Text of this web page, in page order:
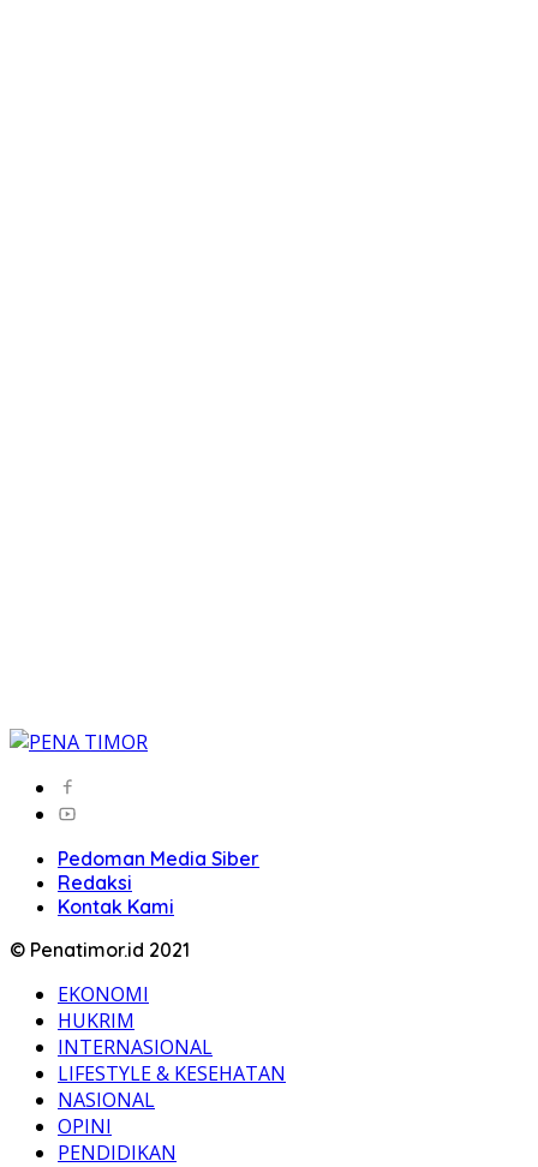
Pedoman Media Siber
Redaksi
Kontak Kami
© Penatimor.id 2021
EKONOMI
HUKRIM
INTERNASIONAL
LIFESTYLE & KESEHATAN
NASIONAL
OPINI
PENDIDIKAN